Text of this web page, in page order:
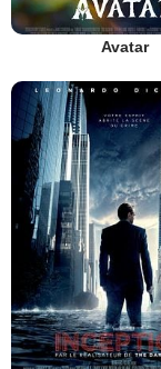
Avatar